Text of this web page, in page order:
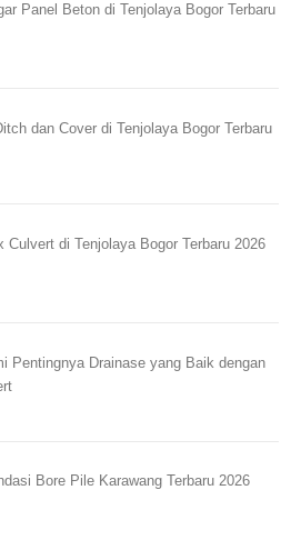
Panel Beton di Tenjolaya Bogor Terbaru
dan Cover di Tenjolaya Bogor Terbaru
Culvert di Tenjolaya Bogor Terbaru 2026
Pentingnya Drainase yang Baik dengan
Bore Pile Karawang Terbaru 2026